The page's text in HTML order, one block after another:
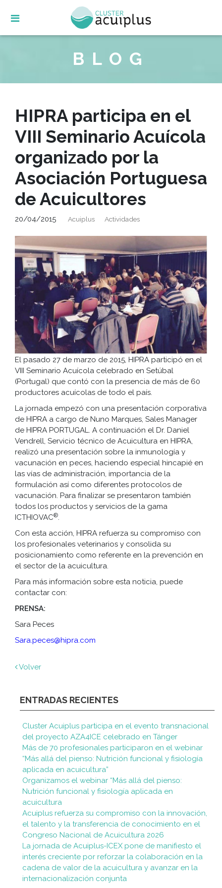
BLOG
HIPRA participa en el
VIII Seminario Acuícola
organizado por la
Asociación Portuguesa
de Acuicultores
20/04/2015 Acuiplus Actividades
El pasado 27 de marzo de 2015, HIPRA participó en el
VIII Seminario Acuícola celebrado en Setúbal
(Portugal) que contó con la presencia de más de 60
productores acuícolas de todo el país.
La jornada empezó con una presentación corporativa
de HIPRA a cargo de Nuno Marques, Sales Manager
de HIPRA PORTUGAL. A continuación el Dr. Daniel
Vendrell, Servicio técnico de Acuicultura en HIPRA,
realizó una presentación sobre la inmunología y
vacunación en peces, haciendo especial hincapié en
las vías de administración, importancia de la
formulación así como diferentes protocolos de
vacunación. Para finalizar se presentaron también
todos los productos y servicios de la gama
ICTHIOVAC®.
Con esta acción, HIPRA refuerza su compromiso con
los profesionales veterinarios y consolida su
posicionamiento como referente en la prevención en
el sector de la acuicultura.
Para más información sobre esta noticia, puede
contactar con:
PRENSA:
Sara Peces
Sara.peces@hipra.com
Volver
ENTRADAS RECIENTES
Cluster Acuiplus participa en el evento transnacional
del proyecto AZA4ICE celebrado en Tánger
Más de 70 profesionales participaron en el webinar
“Más allá del pienso: Nutrición funcional y fisiología
aplicada en acuicultura”
Organizamos el webinar “Más allá del pienso:
Nutrición funcional y fisiología aplicada en
acuicultura
Acuiplus refuerza su compromiso con la innovación,
el talento y la transferencia de conocimiento en el
Congreso Nacional de Acuicultura 2026
La jornada de Acuiplus-ICEX pone de manifiesto el
interés creciente por reforzar la colaboración en la
cadena de valor de la acuicultura y avanzar en la
internacionalización conjunta